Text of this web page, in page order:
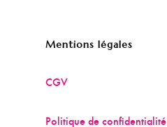
Mentions légales
CGV
Politique de confidentialité